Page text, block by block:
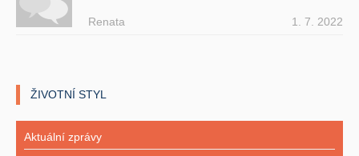
Renata 1. 7. 2022
ŽIVOTNÍ STYL
Aktuální zprávy